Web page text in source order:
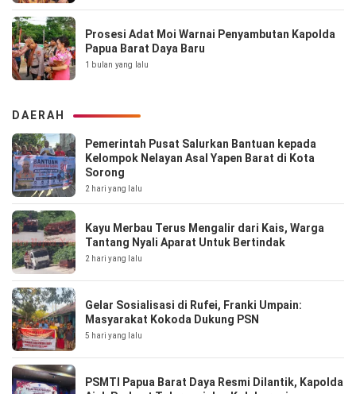
Prosesi Adat Moi Warnai Penyambutan Kapolda
Papua Barat Daya Baru
1 bulan yang lalu
DAERAH
Pemerintah Pusat Salurkan Bantuan kepada
Kelompok Nelayan Asal Yapen Barat di Kota
Sorong
2 hari yang lalu
Kayu Merbau Terus Mengalir dari Kais, Warga
Tantang Nyali Aparat Untuk Bertindak
2 hari yang lalu
Gelar Sosialisasi di Rufei, Franki Umpain:
Masyarakat Kokoda Dukung PSN
5 hari yang lalu
PSMTI Papua Barat Daya Resmi Dilantik, Kapolda